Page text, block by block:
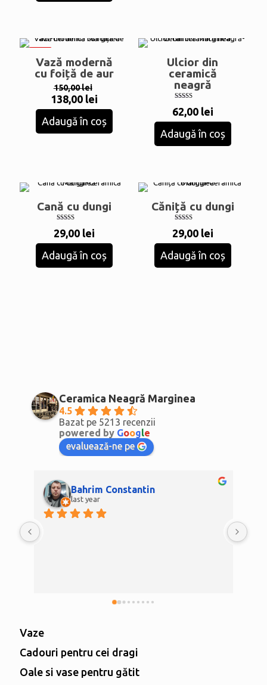
Vază modernă
cu foiță de aur
150,00lei
inițial
a
fost:
150,00 lei.
138,00 lei
curent
este:
138,00 lei.
Adaugă în coș
Ulcior din
ceramică
neagră
5.00
din 5
62,00 lei
Adaugă în coș
Cană cu dungi
5.00
din 5
29,00 lei
Adaugă în coș
Căniță cu dungi
5.00
din 5
29,00 lei
Adaugă în coș
Ceramica Neagră Marginea
4.5
Bazat pe 5213 recenzii
powered by Google
evaluează-ne pe
Cristinel Ioniță
Vaze
Cadouri pentru cei dragi
Oale si vase pentru gătit